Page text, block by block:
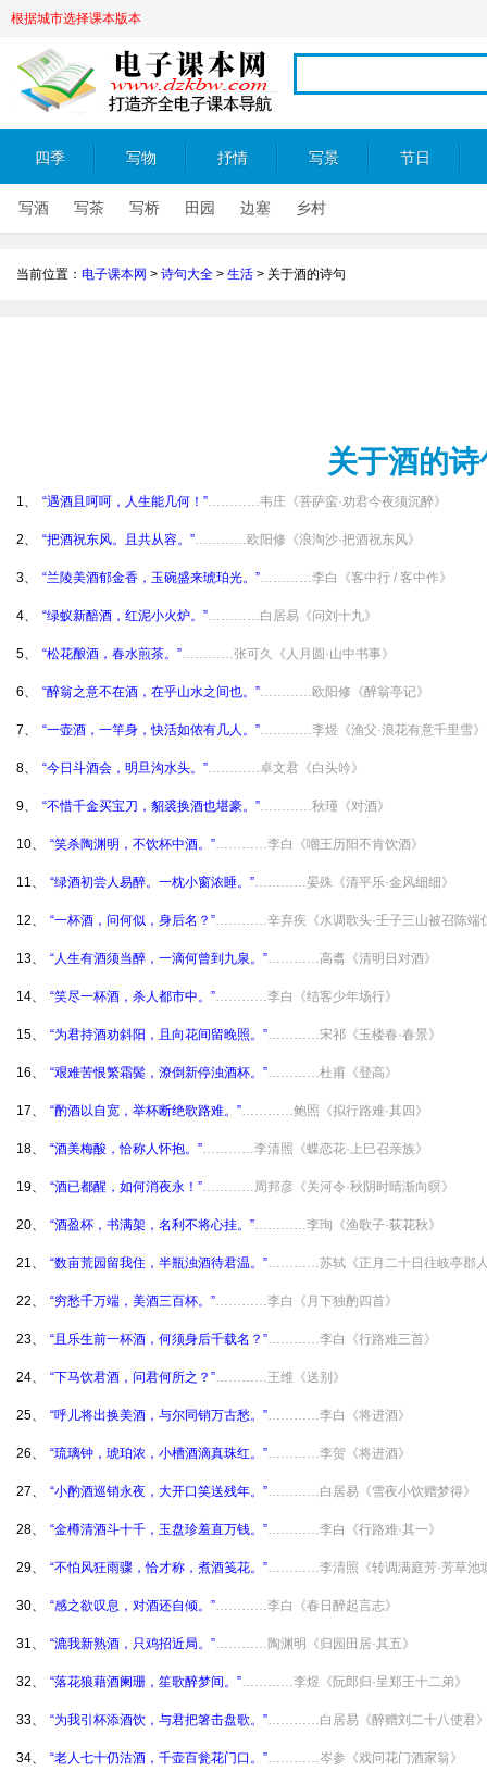
根据城市选择课本版本
四季 写物 抒情 写景 节日
写酒 写茶 写桥 田园 边塞 乡村
当前位置： 电子课本网 > 诗句大全 > 生活 > 关于酒的诗句
关于酒的诗
1、 “遇酒且呵呵，人生能几何！”…………韦庄《菩萨蛮·劝君今夜须沉醉》
2、 “把酒祝东风。且共从容。”…………欧阳修《浪淘沙·把酒祝东风》
3、 “兰陵美酒郁金香，玉碗盛来琥珀光。”…………李白《客中行 / 客中作》
4、 “绿蚁新醅酒，红泥小火炉。”…………白居易《问刘十九》
5、 “松花酿酒，春水煎茶。”…………张可久《人月圆·山中书事》
6、 “醉翁之意不在酒，在乎山水之间也。”…………欧阳修《醉翁亭记》
7、 “一壶酒，一竿身，快活如侬有几人。”…………李煜《渔父·浪花有意千里雪》
8、 “今日斗酒会，明旦沟水头。”…………卓文君《白头吟》
9、 “不惜千金买宝刀，貂裘换酒也堪豪。”…………秋瑾《对酒》
10、 “笑杀陶渊明，不饮杯中酒。”…………李白《嘲王历阳不肯饮酒》
11、 “绿酒初尝人易醉。一枕小窗浓睡。”…………晏殊《清平乐·金风细细》
12、 “一杯酒，问何似，身后名？”…………辛弃疾《水调歌头·壬子三山被召陈端
13、 “人生有酒须当醉，一滴何曾到九泉。”…………高翥《清明日对酒》
14、 “笑尽一杯酒，杀人都市中。”…………李白《结客少年场行》
15、 “为君持酒劝斜阳，且向花间留晚照。”…………宋祁《玉楼春·春景》
16、 “艰难苦恨繁霜鬓，潦倒新停浊酒杯。”…………杜甫《登高》
17、 “酌酒以自宽，举杯断绝歌路难。”…………鲍照《拟行路难·其四》
18、 “酒美梅酸，恰称人怀抱。”…………李清照《蝶恋花·上巳召亲族》
19、 “酒已都醒，如何消夜永！”…………周邦彦《关河令·秋阴时晴渐向暝》
20、 “酒盈杯，书满架，名利不将心挂。”…………李珣《渔歌子·荻花秋》
21、 “数亩荒园留我住，半瓶浊酒待君温。”…………苏轼《正月二十日往岐亭郡人
22、 “穷愁千万端，美酒三百杯。”…………李白《月下独酌四首》
23、 “且乐生前一杯酒，何须身后千载名？”…………李白《行路难三首》
24、 “下马饮君酒，问君何所之？”…………王维《送别》
25、 “呼儿将出换美酒，与尔同销万古愁。”…………李白《将进酒》
26、 “琉璃钟，琥珀浓，小槽酒滴真珠红。”…………李贺《将进酒》
27、 “小酌酒巡销永夜，大开口笑送残年。”…………白居易《雪夜小饮赠梦得》
28、 “金樽清酒斗十千，玉盘珍羞直万钱。”…………李白《行路难·其一》
29、 “不怕风狂雨骤，恰才称，煮酒笺花。”…………李清照《转调满庭芳·芳草池
30、 “感之欲叹息，对酒还自倾。”…………李白《春日醉起言志》
31、 “漉我新熟酒，只鸡招近局。”…………陶渊明《归园田居·其五》
32、 “落花狼藉酒阑珊，笙歌醉梦间。”…………李煜《阮郎归·呈郑王十二弟》
33、 “为我引杯添酒饮，与君把箸击盘歌。”…………白居易《醉赠刘二十八使君
34、 “老人七十仍沽酒，千壶百瓮花门口。”…………岑参《戏问花门酒家翁》